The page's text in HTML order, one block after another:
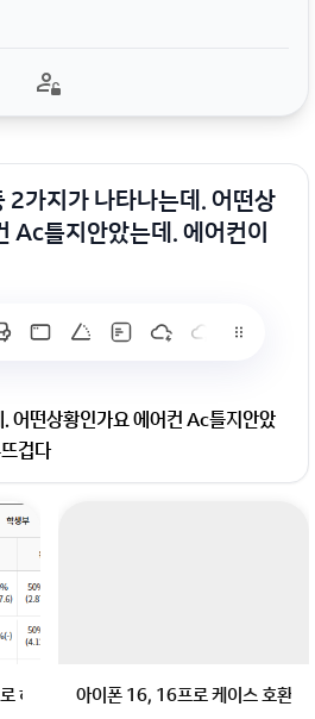
2가지가 나타나는데. 어떤상
Ac틀지안았는데. 에어컨이
어떤상황인가요 에어컨 Ac틀지안았
겁다
체크엔진 경고등으로
는 의미 보다는...
량을 찍어봐야 알수있습니다.
를 누르면 내용이 보입니다
하고 있는 09년생입니다 지금 제 내신이 5
아이폰 16, 16프로 케이스 호환